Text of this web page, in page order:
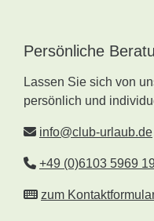
Persönliche
Lassen Sie sich von
persönlich und
info@club-urlaub.de
+49 (0)6103 5969 19
zum